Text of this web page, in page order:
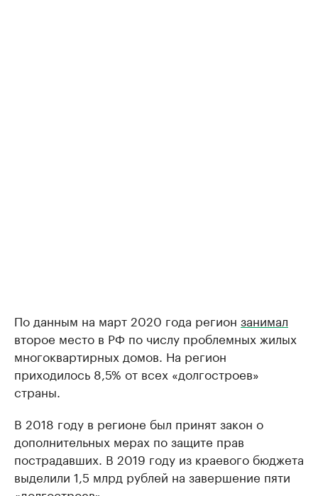
По данным на март 2020 года регион занимал
второе место в РФ по числу проблемных жилых
многоквартирных домов. На регион
приходилось 8,5% от всех «долгостроев»
страны.
В 2018 году в регионе был принят закон о
дополнительных мерах по защите прав
пострадавших. В 2019 году из краевого бюджета
выделили 1,5 млрд рублей на завершение пяти